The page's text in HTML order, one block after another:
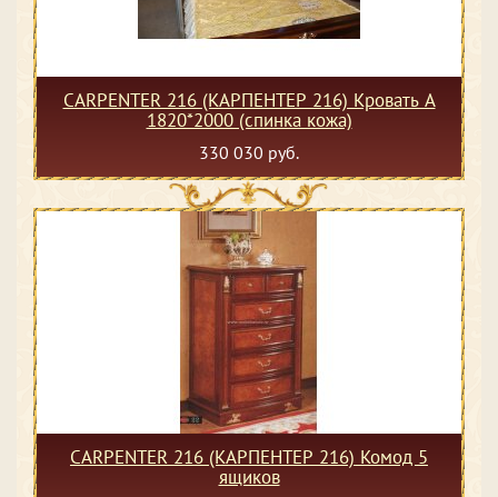
CARPENTER 216 (КАРПЕНТЕР 216) Кровать А
1820*2000 (спинка кожа)
330 030 руб.
CARPENTER 216 (КАРПЕНТЕР 216) Комод 5
ящиков